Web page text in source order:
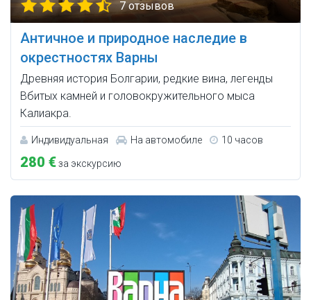
7 отзывов
Античное и природное наследие в
окрестностях Варны
Древняя история Болгарии, редкие вина, легенды
Вбитых камней и головокружительного мыса
Калиакра.
Индивидуальная На автомобиле 10 часов
280 €за экскурсию